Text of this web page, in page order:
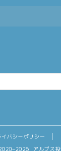
イバシーポリシー
アルプス投